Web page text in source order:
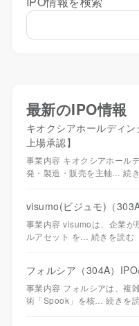
最新のIPO情報
キオクシアホールディ
上場承認】
事業内容 キオクシアホール
発・製造・販売を主軸…続
visumo(ビジュモ)（
事業内容 visumoは、企業が
ルアセット を… 続きを読む
フォルシア（304A）
事業内容 フォルシアは、複
術「Spook」を核…続きを